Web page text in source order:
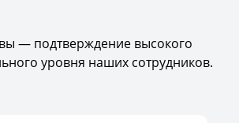
— подтверждение высокого
уровня наших сотрудников.